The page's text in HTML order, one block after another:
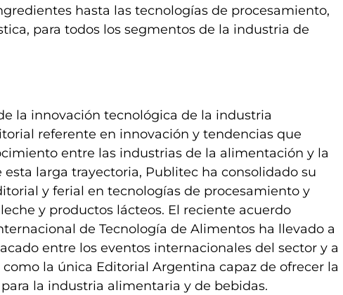
hasta las tecnologías de procesamiento,
para todos los segmentos de la industria de
la innovación tecnológica de la industria
referente en innovación y tendencias que
entre las industrias de la alimentación y la
larga trayectoria, Publitec ha consolidado su
y ferial en tecnologías de procesamiento y
y productos lácteos. El reciente acuerdo
de Tecnología de Alimentos ha llevado a
entre los eventos internacionales del sector y a
la única Editorial Argentina capaz de ofrecer la
la industria alimentaria y de bebidas.